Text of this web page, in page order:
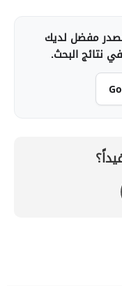
مفضل لديك
نتائج البحث.